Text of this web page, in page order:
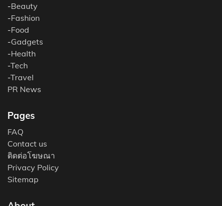
-Beauty
-Fashion
-Food
-Gadgets
-Health
-Tech
-Travel
PR News
Pages
FAQ
Contact us
ติดต่อโฆษณา
Privacy Policy
Sitemap